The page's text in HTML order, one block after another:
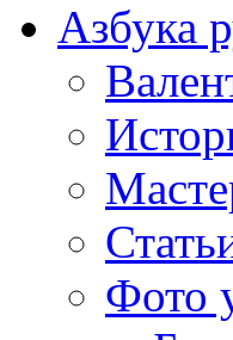
Азбука
Фото